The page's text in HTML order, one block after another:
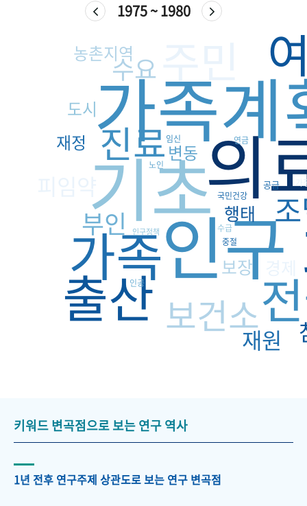
1975 ~ 1980
인구
의
기초
가족계
가족
출산
진료
보건소
수요
부인
재원
보장
행태
변동
재정
도시
농촌지역
공급 가
연금
노인
국민건강
수급
임신
인공
중절
인구정책
키워드 변곡점으로 보는 연구 역사
1년 전후 연구주제 상관도로 보는 연구 변곡점